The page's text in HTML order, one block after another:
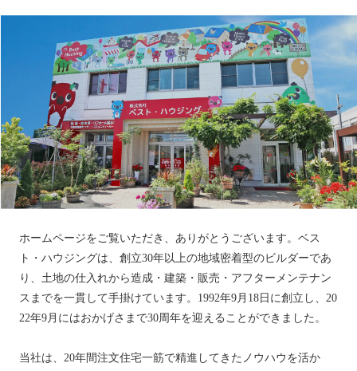
ホームページをご覧いただき、ありがとうございます。ベス
ト・ハウジングは、創立30年以上の地域密着型のビルダーであ
り、土地の仕入れから造成・建築・販売・アフターメンテナン
スまでを一貫して手掛けています。1992年9月18日に創立し、20
22年9月にはおかげさまで30周年を迎えることができました。
当社は、20年間注文住宅一筋で精進してきたノウハウを活か